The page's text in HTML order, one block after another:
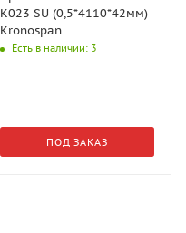
K023 SU (0,5*4110*42мм)
Kronospan
Есть в наличии: 3
ПОД ЗАКАЗ